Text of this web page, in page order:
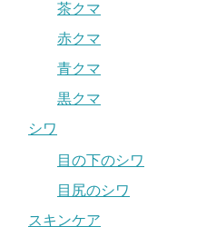
茶クマ
赤クマ
青クマ
黒クマ
シワ
目の下のシワ
目尻のシワ
スキンケア